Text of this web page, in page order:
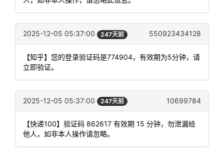
2025-12-05 05:37:00 247天前 550923434128
【知乎】您的登录验证码是774904，有效期为5分钟，请
立即验证。
2025-12-05 05:37:00 247天前 10699784
【快递100】验证码 862617 有效期 15 分钟，勿泄漏给
他人，如非本人操作请忽略。